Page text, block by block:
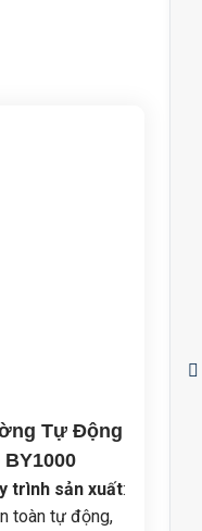
Tự Động
BY1000
trình sản xuất:
toàn tự động,